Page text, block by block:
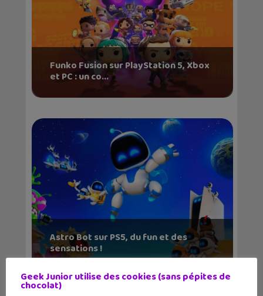
Funko Fusion sur PlayStation 5, Xbox
et PC : un co...
Astro Bot sur PS5, du fun et des
sensations !
Geek Junior utilise des cookies (sans pépites de
chocolat)